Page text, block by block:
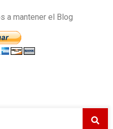
a mantener el Blog